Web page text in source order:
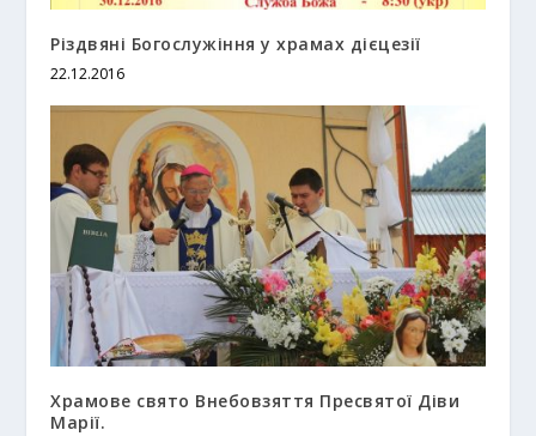
Різдвяні Богослужіння у храмах дієцезії
22.12.2016
Храмове свято Внебовзяття Пресвятої Діви
Марії.